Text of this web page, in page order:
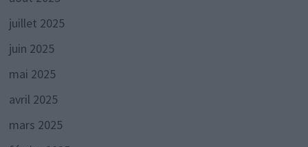
juillet 2025
juin 2025
mai 2025
avril 2025
mars 2025